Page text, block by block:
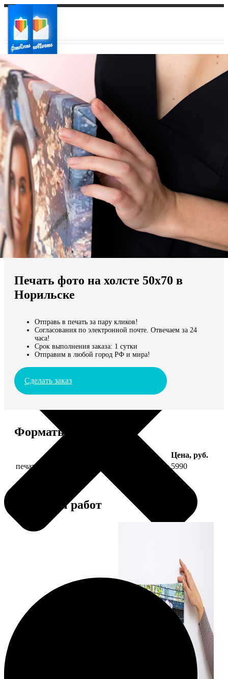
Ваш город:
Ваш регион доставки
Выберите из списка:
Мы доставляем по всему миру
Продолжить без города
Печать фото на холсте 50х70 в
Норильске
Отправь в печать за пару кликов!
Согласования по электронной почте. Отвечаем за 24
часа!
Срок выполнения заказа: 1 сутки
Отправим в любой город РФ и мира!
Сделать заказ
Форматы и цены
Цена, руб.
печать фото на холсте 50х70 на подрамнике 5990
Примеры работ